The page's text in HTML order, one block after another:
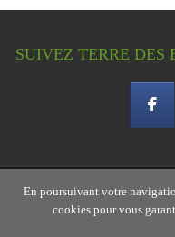
SUIVEZ TERRE DES
Copyright © 2026
En poursuivant votre
cookies pour vous